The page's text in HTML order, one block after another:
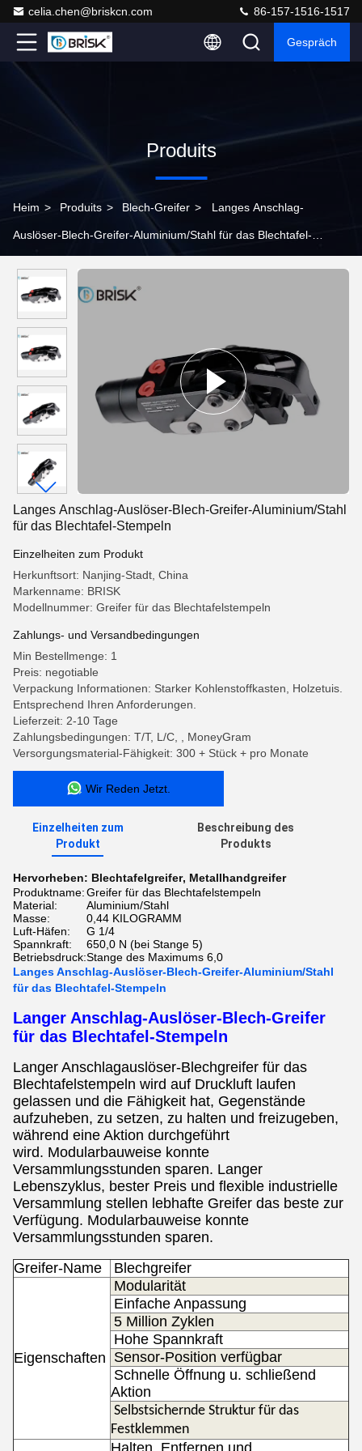
celia.chen@briskcn.com 86-157-1516-1517
Gespräch
Produits
Heim > Produits > Blech-Greifer > Langes Anschlag-
Auslöser-Blech-Greifer-Aluminium/Stahl für das Blechtafel-
Langes Anschlag-Auslöser-Blech-Greifer-Aluminium/Stahl
für das Blechtafel-Stempeln
Einzelheiten zum Produkt
Herkunftsort: Nanjing-Stadt, China
Markenname: BRISK
Modellnummer: Greifer für das Blechtafelstempeln
Zahlungs- und Versandbedingungen
Min Bestellmenge: 1
Preis: negotiable
Verpackung Informationen: Starker Kohlenstoffkasten, Holzetuis.
Entsprechend Ihren Anforderungen.
Lieferzeit: 2-10 Tage
Zahlungsbedingungen: T/T, L/C, , MoneyGram
Versorgungsmaterial-Fähigkeit: 300 + Stück + pro Monate
Wir Reden Jetzt.
Einzelheiten zum
Produkt
Beschreibung des
Produkts
Hervorheben: Blechtafelgreifer, Metallhandgreifer
Produktname:Greifer für das Blechtafelstempeln
Material:
Aluminium/Stahl
Masse:
0,44 KILOGRAMM
Luft-Häfen:
G 1/4
Spannkraft:
650,0 N (bei Stange 5)
Betriebsdruck:Stange des Maximums 6,0
Langes Anschlag-Auslöser-Blech-Greifer-Aluminium/Stahl
für das Blechtafel-Stempeln
Langer Anschlag-Auslöser-Blech-Greifer
für das Blechtafel-Stempeln
Langer Anschlagauslöser-Blechgreifer für das
Blechtafelstempeln wird auf Druckluft laufen
gelassen und die Fähigkeit hat, Gegenstände
aufzuheben, zu setzen, zu halten und freizugeben,
während eine Aktion durchgeführt
wird. Modularbauweise konnte
Versammlungsstunden sparen. Langer
Lebenszyklus, bester Preis und flexible industrielle
Versammlung stellen lebhafte Greifer das beste zur
Verfügung. Modularbauweise konnte
Versammlungsstunden sparen.
Greifer-Name
Blechgreifer
Eigenschaften
Modularität
Einfache Anpassung
5 Million Zyklen
Hohe Spannkraft
Sensor-Position verfügbar
Schnelle Öffnung u. schließend
Aktion
Selbstsichernde Struktur für das
Festklemmen
Halten, Entfernen und